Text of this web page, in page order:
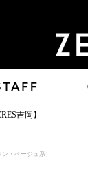
吉岡】
・ベージュ系）